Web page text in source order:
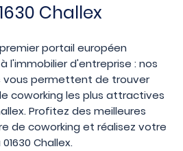
Challex
portail européen
l'immobilier d'entreprise : nos
vous permettent de trouver
coworking les plus attractives
Profitez des meilleures
de coworking et réalisez votre
Challex.